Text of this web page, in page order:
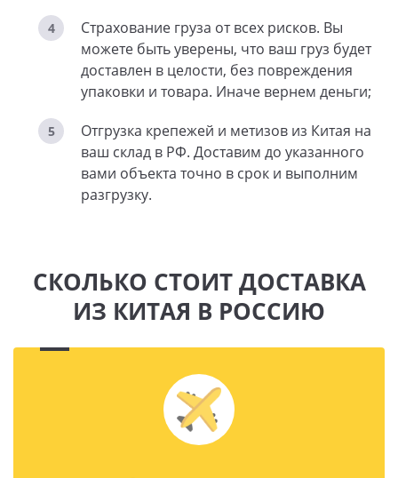
Страхование груза от всех рисков. Вы
можете быть уверены, что ваш груз будет
доставлен в целости, без повреждения
упаковки и товара. Иначе вернем деньги;
Отгрузка крепежей и метизов из Китая на
ваш склад в РФ. Доставим до указанного
вами объекта точно в срок и выполним
разгрузку.
СКОЛЬКО СТОИТ ДОСТАВКА
ИЗ КИТАЯ В РОССИЮ